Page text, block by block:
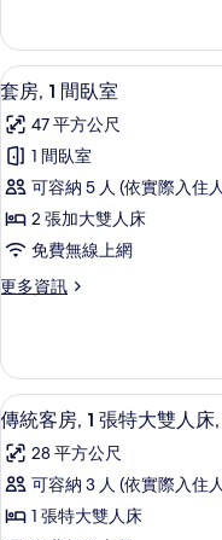
大
雙
人
床
的
所
有
相
片
套
房,
1
特
大
人
床
的
詳
情
顯
示
套
房,
1
間
臥
室
所
有
相
片
7
套房, 1 間臥室
47 平方公尺
1 間臥室
可容納 5 人 (依實際入住
2 張加大雙人床
免費無線上網
更多資訊
更
1
間
臥
室
的
詳
顯
示
傳
統
客
9
傳統客房, 1 張特大雙人床
28 平方公尺
可容納 3 人 (依實際入住
1 張特大雙人床